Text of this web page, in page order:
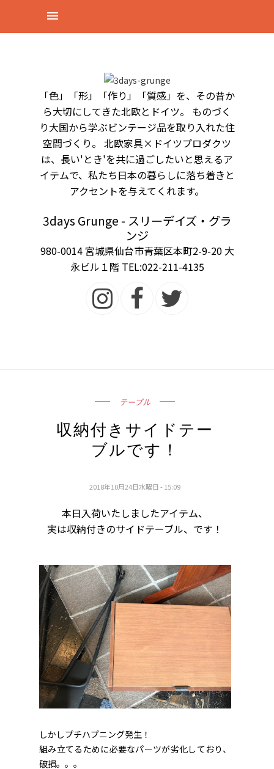
「色」「形」「作り」「質感」を、その昔か
ら大切にしてきた北欧とドイツ。 ものづく
り大国から学ぶビンテージ品を取り入れた住
空間づくり。 北欧家具×ドイツプロダクツ
は、長い'とき'を共に過ごしたいと思えるア
イテムで、私たち日本の暮らしに落ち着きと
アクセントを与えてくれます。
3days Grunge - スリーデイズ・グラ
ンジ
980-0014 宮城県仙台市青葉区本町2-9-20 大
永ビル１階 TEL:022-211-4135
テーブル
収納付きサイドテー
ブルです！
2018年10月24日水曜日 - 15:09
本日入荷いたしましたアイテム、
実は収納付きのサイドテーブル、です！
しかしプチハプニング発生！
組み立てるために必要なパーツが劣化しており、
破損。。。